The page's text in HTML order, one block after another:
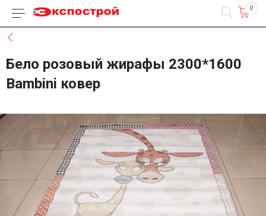
Каталог товаров 0
Бело розовый жирафы 2300*1600
Bambini ковер